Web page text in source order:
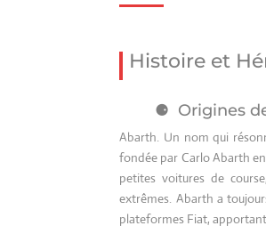
Histoire et
Origines
Abarth. Un nom qui
fondée par Carlo Abarth en
petites voitures de
extrêmes. Abarth a
plateformes Fiat,